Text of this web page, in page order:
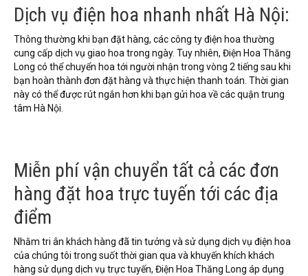
Dịch vụ điện hoa nhanh nhất Hà Nội:
Thông thường khi bạn đặt hàng, các công ty điện hoa thường
cung cấp dịch vụ giao hoa trong ngày. Tuy nhiên, Điện Hoa Thăng
Long có thể chuyển hoa tới người nhận trong vòng 2 tiếng sau khi
bạn hoàn thành đơn đặt hàng và thực hiện thanh toán. Thời gian
này có thể được rút ngắn hơn khi bạn gửi hoa về các quận trung
tâm Hà Nội.
Miễn phí vận chuyển tất cả các đơn
hàng đặt hoa trực tuyến tới các địa
điểm
Nhằm tri ân khách hàng đã tin tưởng và sử dụng dịch vụ điện hoa
của chúng tôi trong suốt thời gian qua và khuyến khích khách
hàng sử dụng dịch vụ trực tuyến, Điện Hoa Thăng Long áp dụng